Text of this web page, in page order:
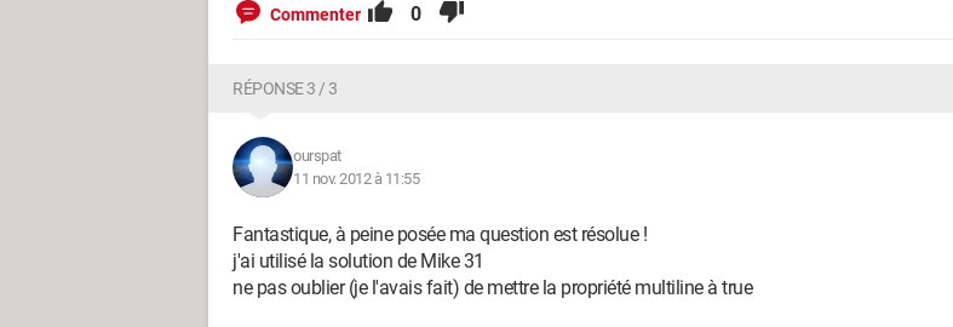
Commenter 0
RÉPONSE 3 / 3
ourspat
11 nov. 2012 à 11:55
Fantastique, à peine posée ma question est résolue !
j'ai utilisé la solution de Mike 31
ne pas oublier (je l'avais fait) de mettre la propriété multiline à true